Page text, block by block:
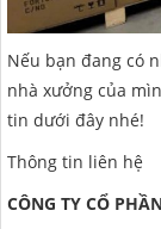
Nếu bạn đang có
nhà xưởng của
tin dưới đây nhé!
Thông tin liên hệ
CÔNG TY CỔ